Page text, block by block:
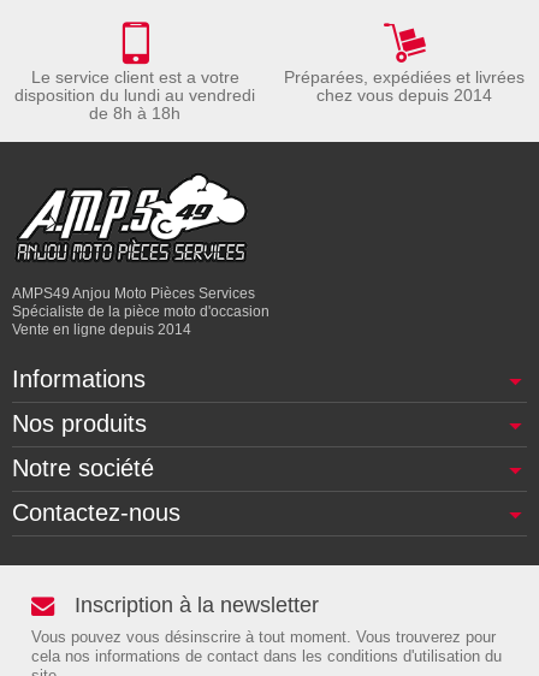
Le service client est a votre
disposition du lundi au vendredi
de 8h à 18h
Préparées, expédiées et livrées
chez vous depuis 2014
AMPS49 Anjou Moto Pièces Services
Spécialiste de la pièce moto d'occasion
Vente en ligne depuis 2014
Informations
Nos produits
Notre société
Contactez-nous
Inscription à la newsletter
Vous pouvez vous désinscrire à tout moment. Vous trouverez pour
cela nos informations de contact dans les conditions d'utilisation du